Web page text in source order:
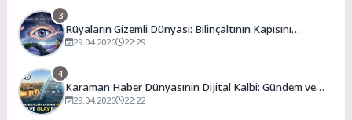
3
Rüyaların Gizemli Dünyası: Bilinçaltının Kapısını
Aralamak
29.04.2026 22:29
4
Karaman Haber Dünyasının Dijital Kalbi: Gündem ve
Olay
29.04.2026 22:22